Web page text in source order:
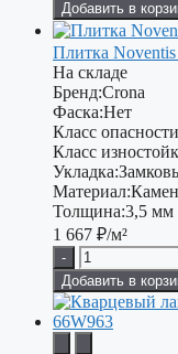
Добавить в
Плитка
На складе
Бренд:Crona
Фаска:Нет
Класс
Класс
Укладка:
Материал:
Толщина:3,5 мм
1 667 ₽/м²
-
Добавить в